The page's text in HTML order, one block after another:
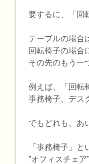
要するに、「回
テーブルの場合
回転椅子の場合
その先のもう一
例えば、「回転
事務椅子、デス
でもどれも、あ
「事務椅子」
”オフィスチェ